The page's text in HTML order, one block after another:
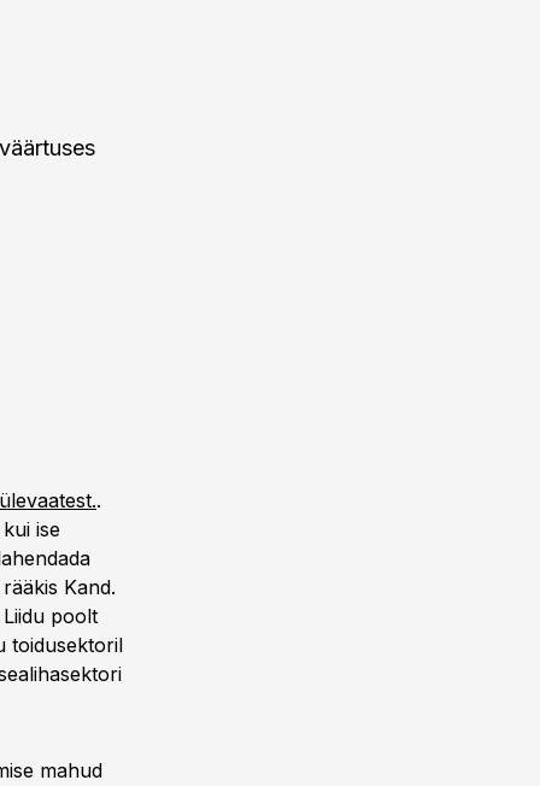
.
ise
Kand.
poolt
toidusektoril
mahud